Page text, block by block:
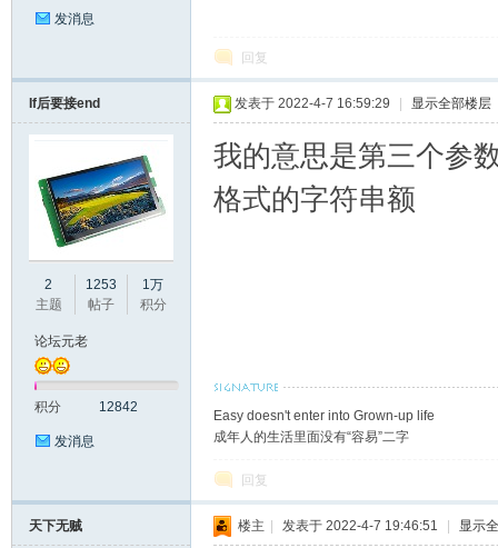
发消息
回复
If后要接end
2
主题
1253
帖子
1万
积分
论坛元老
积分 12842
发消息
发表于 2022-4-7 16:59:29 显示全部楼层
我的意思是第三个参
格式的字符串额
Easy doesn't enter into Grown-up life
成年人的生活里面没有“容易”二字
回复
天下无贼 楼主 发表于 2022-4-7 19:46:51 显示